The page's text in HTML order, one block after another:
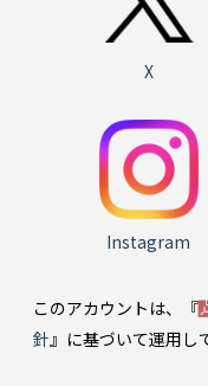
X
Instagram
このアカウントは、『
針 』に基づいて運用し